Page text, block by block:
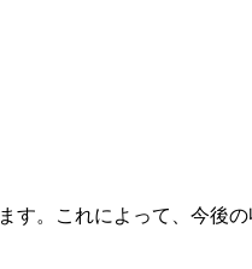
す。これによって、今後